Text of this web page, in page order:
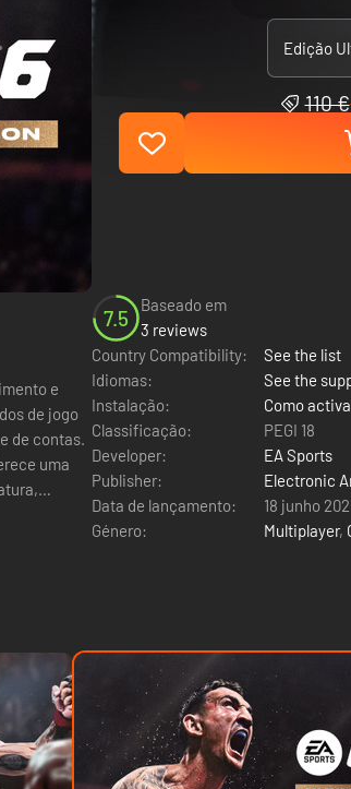
Edição
110 €
e
de jogo
de contas.
uma
7.5
Baseado em
3 reviews
Country Compatibility:
See the list
Idiomas:
See the
Instalação:
Como
Classificação:
PEGI 18
Developer:
EA Sports
Publisher:
Electronic
Data de lançamento:
18 junho
Género:
Multiplayer,